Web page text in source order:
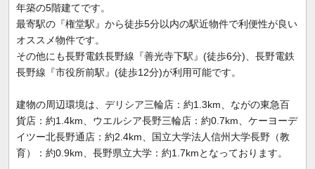
年築の5階建てです。
最寄駅の『権堂駅』から徒歩5分以内の駅近物件で利便性が良い
オススメ物件です。
その他にも長野電鉄長野線『善光寺下駅』(徒歩6分)、長野電鉄
長野線『市役所前駅』(徒歩12分)が利用可能です。
建物の周辺環境は、デリシア三輪店：約1.3km、ながの東急百
貨店：約1.4km、ウエルシア長野三輪店：約0.7km、ケーヨーデ
イツー北長野通店：約2.4km、国立大学法人信州大学長野（教
育）：約0.9km、長野県立大学：約1.7kmとなっております。